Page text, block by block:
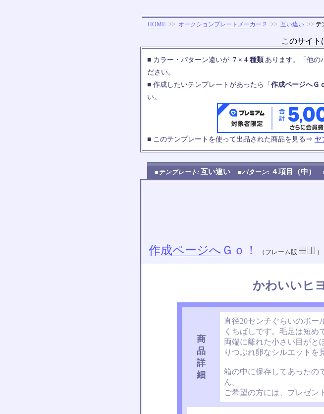
HOME >> オークションプレートメーカー２ >> 互い違い >> テ
このサイト
■ カラー・パターン違いが 7 × 4 種類 あります。「他の
ださい。
■ 作成したいテンプレートがあったら「 作成ページへＧ
い。
■ このテンプレートを使って出品された商品を見る⇒ ヤ
■テンプレート: 互い違い ■パターン: ４項目（中）
作成ページへＧｏ！ （フレーム版
かわいいヒ
商
品
詳
細
直径20センチぐらいのボー
くちばしです。毛足は短め
両端に離れた小さい目がと
りつぶれ卵なシルエットを
箱の中に保存してあったの
ん。
ご希望の方には、プレゼン